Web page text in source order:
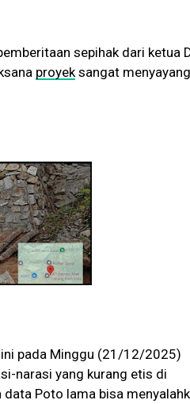
sepihak dari ketua
proyeksangat
ini pada Minggu (21/12/2025)
narasi yang kurang etis di
Poto lama bisa